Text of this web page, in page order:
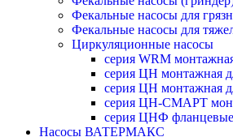
Фекальные насосы для
Фекальные насосы для
Циркуляционные насосы
серия WRM
серия ЦН монтажная
серия ЦН монтажная
серия ЦН-СМАРТ
серия ЦНФ
Насосы ВАТЕРМАКС